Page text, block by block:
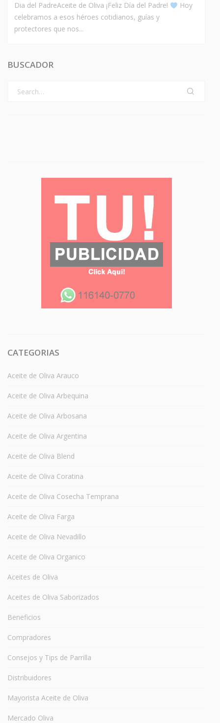
Dia del PadreAceite de Oliva ¡Feliz Día del Padre!
Hoy
celebramos a esos héroes cotidianos, guías y
protectores que nos...
BUSCADOR
CATEGORIAS
Aceite de Oliva Arauco
Aceite de Oliva Arbequina
Aceite de Oliva Arbosana
Aceite de Oliva Argentina
Aceite de Oliva Blend
Aceite de Oliva Coratina
Aceite de Oliva Cosecha Temprana
Aceite de Oliva Farga
Aceite de Oliva Nevadillo
Aceite de Oliva Organico
Aceites de Oliva
Aceites de Oliva Saborizados
Beneficios
Compradores
Consejos y Tips de Parrilla
Distribuidores
Mayorista Aceite de Oliva
Mercado Oliva